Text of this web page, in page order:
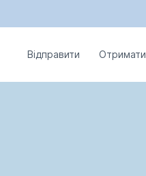
Відправити Отримати